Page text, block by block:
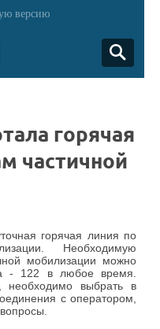
версию
горячая
частичной
горячая линия по
Необходимую
мобилизации можно
- 122 в любое время.
необходимо выбрать в
с оператором,